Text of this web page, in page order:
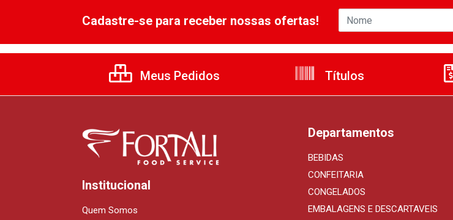
Cadastre-se para receber nossas ofertas!
Meus Pedidos Títulos
Institucional
Quem Somos
Departamentos
BEBIDAS
CONFEITARIA
CONGELADOS
EMBALAGENS E DESCARTAVEIS